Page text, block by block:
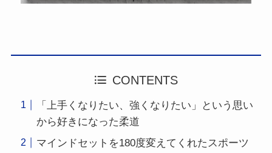
CONTENTS
「上手くなりたい、強くなりたい」という思い
から好きになった柔道
マインドセットを180度変えてくれたスポーツ